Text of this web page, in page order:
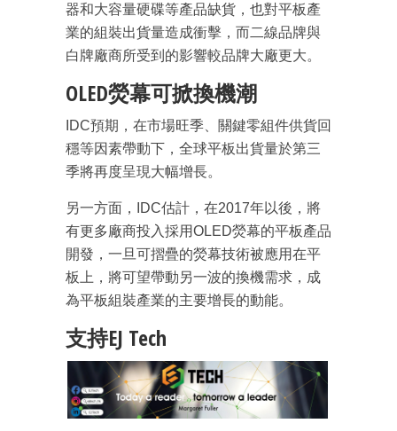
器和大容量硬碟等產品缺貨，也對平板產
業的組裝出貨量造成衝擊，而二線品牌與
白牌廠商所受到的影響較品牌大廠更大。
OLED熒幕可掀換機潮
IDC預期，在市場旺季、關鍵零組件供貨回
穩等因素帶動下，全球平板出貨量於第三
季將再度呈現大幅增長。
另一方面，IDC估計，在2017年以後，將
有更多廠商投入採用OLED熒幕的平板產品
開發，一旦可摺疊的熒幕技術被應用在平
板上，將可望帶動另一波的換機需求，成
為平板組裝產業的主要增長的動能。
支持EJ Tech
箱！